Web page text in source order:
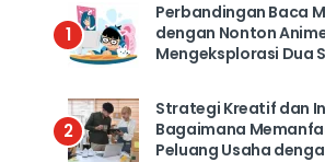
1
Perbandingan Baca
dengan Nonton
Mengeksplorasi Dua
2
Strategi Kreatif dan
Bagaimana
Peluang Usaha